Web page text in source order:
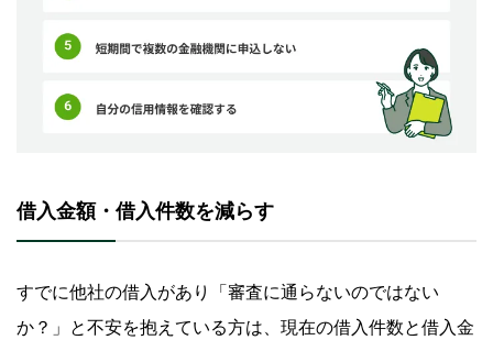
借入金額・借入件数を減らす
すでに他社の借入があり「審査に通らないのではない
か？」と不安を抱えている方は、現在の借入件数と借入金